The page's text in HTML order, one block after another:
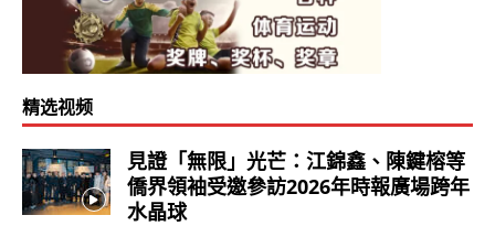
精选视频
見證「無限」光芒：江錦鑫、陳鍵榕等
僑界領袖受邀參訪2026年時報廣場跨年
水晶球